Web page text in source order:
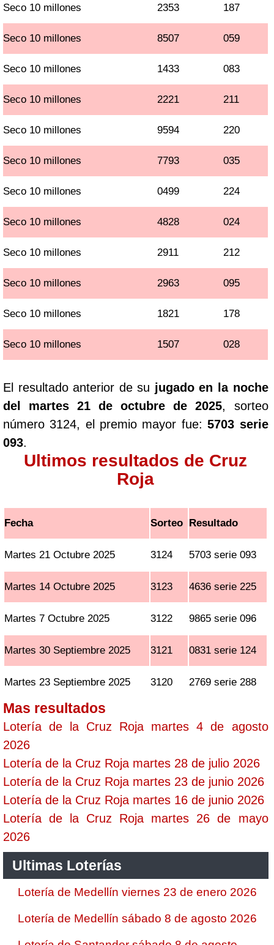
Seco 10 millones 2353 187
Seco 10 millones 8507 059
Seco 10 millones 1433 083
Seco 10 millones 2221 211
Seco 10 millones 9594 220
Seco 10 millones 7793 035
Seco 10 millones 0499 224
Seco 10 millones 4828 024
Seco 10 millones 2911 212
Seco 10 millones 2963 095
Seco 10 millones 1821 178
Seco 10 millones 1507 028
El resultado anterior de su jugado en la noche
del martes 21 de octubre de 2025, sorteo
número 3124, el premio mayor fue:5703 serie
093.
Ultimos resultados de Cruz
Roja
Fecha Sorteo Resultado
Martes 21 Octubre 2025 3124 5703 serie 093
Martes 14 Octubre 2025 3123 4636 serie 225
Martes 7 Octubre 2025 3122 9865 serie 096
Martes 30 Septiembre 2025 3121 0831 serie 124
Martes 23 Septiembre 2025 3120 2769 serie 288
Mas resultados
Lotería de la Cruz Roja martes 4 de agosto
2026
Lotería de la Cruz Roja martes 28 de julio 2026
Lotería de la Cruz Roja martes 23 de junio 2026
Lotería de la Cruz Roja martes 16 de junio 2026
Lotería de la Cruz Roja martes 26 de mayo
2026
Ultimas Loterías
Lotería de Medellín viernes 23 de enero 2026
Lotería de Medellín sábado 8 de agosto 2026